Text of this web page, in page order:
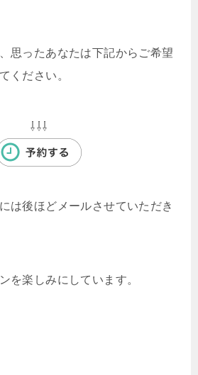
思ったあなたは下記からご希望
ください。
⇩⇩⇩
は後ほどメールさせていただき
を楽しみにしています。